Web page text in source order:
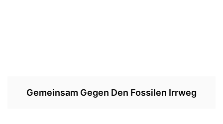
Gemeinsam Gegen Den Fossilen Irrweg